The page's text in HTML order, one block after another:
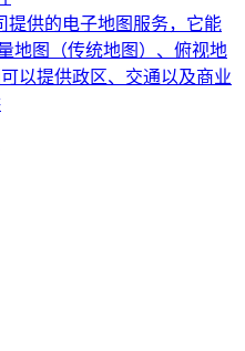
提供的电子地图服务，它能
地图（传统地图）、俯视地
以提供政区、交通以及商业